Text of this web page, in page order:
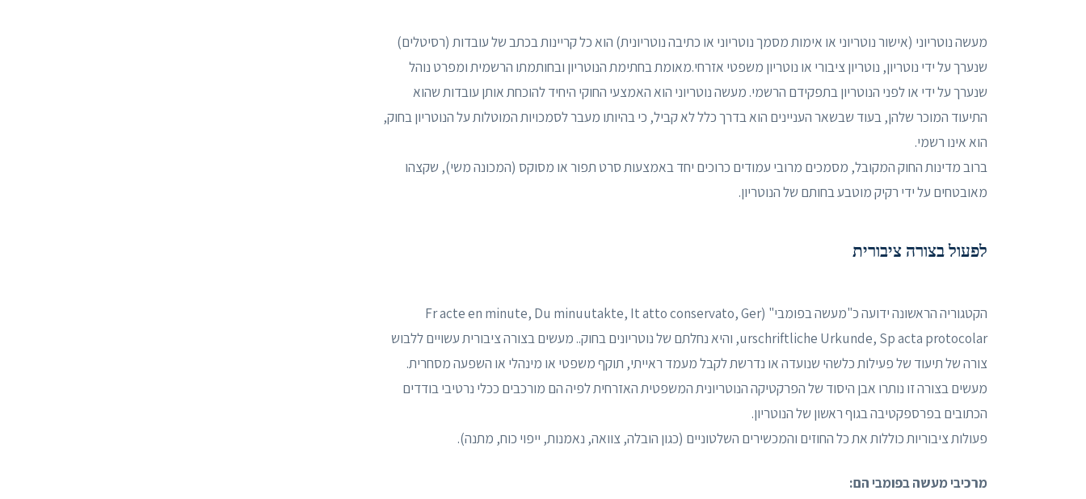
מעשה נוטריוני (אישור נוטריוני או אימות מסמך נוטריוני או כתיבה נוטריונית) הוא כל קריינות בכתב של עובדות (רסיטלים)
שנערך על ידי נוטריון, נוטריון ציבורי או נוטריון משפטי אזרחי.מאומת בחתימת הנוטריון ובחותמתו הרשמית ומפרט נוהל
שנערך על ידי או לפני הנוטריון בתפקידם הרשמי. מעשה נוטריוני הוא האמצעי החוקי היחיד להוכחת אותן עובדות שהוא
התיעוד המוכר שלהן, בעוד שבשאר העניינים הוא בדרך כלל לא קביל, כי בהיותו מעבר לסמכויות המוטלות על הנוטריון בחוק,
הוא אינו רשמי.
ברוב מדינות החוק המקובל, מסמכים מרובי עמודים כרוכים יחד באמצעות סרט תפור או מסוקס (המכונה משי), שקצהו
מאובטחים על ידי רקיק מוטבע בחותם של הנוטריון.
לפעול בצורה ציבורית
הקטגוריה הראשונה ידועה כ"מעשה בפומבי" (Fr acte en minute, Du minuutakte, It atto conservato, Ger
urschriftliche Urkunde, Sp acta protocolar, והיא נחלתם של נוטריונים בחוק.. מעשים בצורה ציבורית עשויים ללבוש
צורה של תיעוד של פעילות כלשהי שנועדה או נדרשת לקבל מעמד ראייתי, תוקף משפטי או מינהלי או השפעה מסחרית.
מעשים בצורה זו נותרו אבן היסוד של הפרקטיקה הנוטריונית המשפטית האזרחית לפיה הם מורכבים ככלי נרטיבי בודדים
הכתובים בפרספקטיבה בגוף ראשון של הנוטריון.
פעולות ציבוריות כוללות את כל החוזים והמכשירים השלטוניים (כגון הובלה, צוואה, נאמנות, ייפוי כוח, מתנה).
מרכיבי מעשה בפומבי הם: